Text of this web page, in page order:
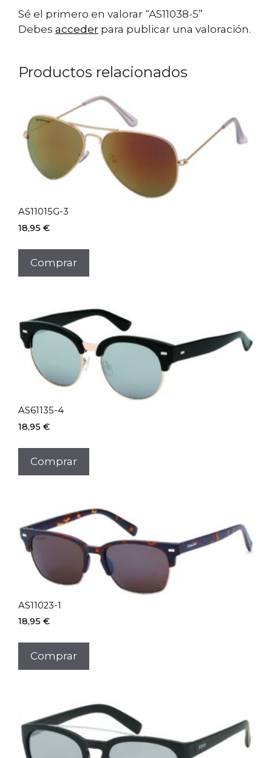
Sé el primero en valorar “AS11038-5”
Debes acceder para publicar una valoración.
Productos relacionados
AS11015G-3
18,95 €
Comprar
AS61135-4
18,95 €
Comprar
AS11023-1
18,95 €
Comprar